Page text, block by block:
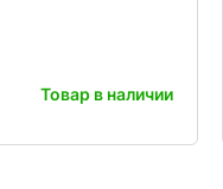
Товар в наличии